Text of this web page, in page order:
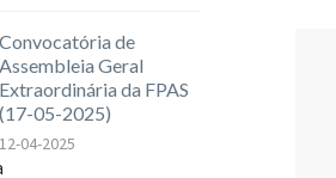
Convocatória de
Assembleia Geral
Extraordinária da FPAS
(17-05-2025)
12-04-2025